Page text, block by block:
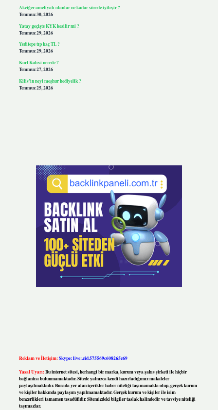
Akciğer ameliyatı olanlar ne kadar sürede iyileşir ?
Temmuz 30, 2026
Yatay geçişte KYK kesilir mi ?
Temmuz 29, 2026
Yeditepe tıp kaç TL ?
Temmuz 29, 2026
Kurt Kalesi nerede ?
Temmuz 27, 2026
Kilis’in neyi meşhur hediyelik ?
Temmuz 25, 2026
Reklam ve İletişim:Skype: live:.cid.575569c608265c69
Yasal Uyarı:Bu internet sitesi, herhangi bir marka, kurum veya şahıs şirketi ile hiçbir
bağlantısı bulunmamaktadır. Sitede yalnızca kendi hazırladığımız makaleler
paylaşılmaktadır. Burada yer alan içerikler haber niteliği taşımamakta olup, gerçek kurum
ve kişiler hakkında paylaşım yapılmamaktadır. Gerçek kurum ve kişiler ile isim
benzerlikleri tamamen tesadüfidir. Sitemizdeki bilgiler taslak halindedir ve tavsiye niteliği
taşımazlar.